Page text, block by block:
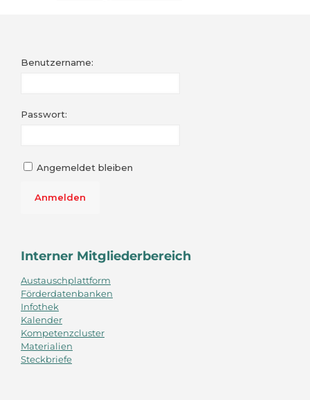
Benutzername:
Passwort:
Angemeldet bleiben
Anmelden
Interner Mitgliederbereich
Austauschplattform
Förderdatenbanken
Infothek
Kalender
Kompetenzcluster
Materialien
Steckbriefe